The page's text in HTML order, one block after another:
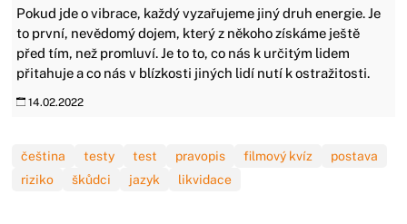
Pokud jde o vibrace, každý vyzařujeme jiný druh energie. Je
to první, nevědomý dojem, který z někoho získáme ještě
před tím, než promluví. Je to to, co nás k určitým lidem
přitahuje a co nás v blízkosti jiných lidí nutí k ostražitosti.
14.02.2022
čeština testy test pravopis filmový kvíz
postava
riziko
škůdci jazyk likvidace